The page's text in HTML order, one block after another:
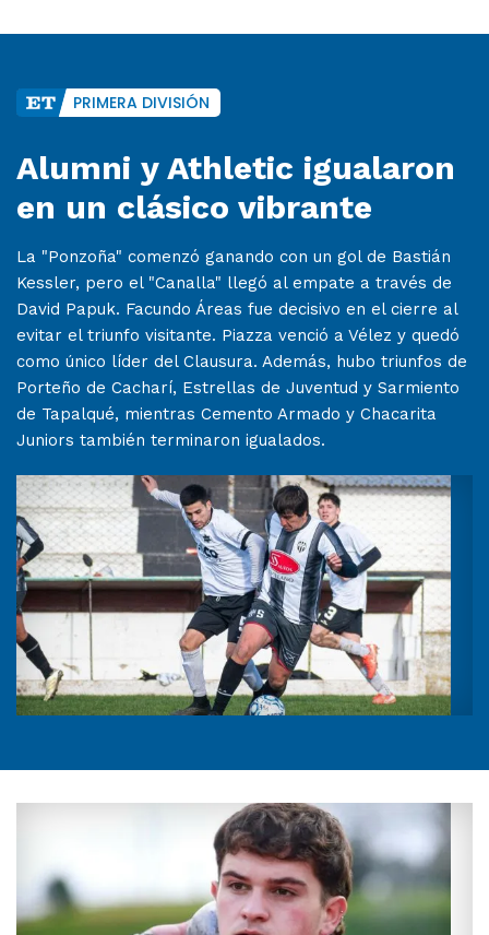
PRIMERA DIVISIÓN
Alumni y Athletic igualaron
en un clásico vibrante
La "Ponzoña" comenzó ganando con un gol de Bastián
Kessler, pero el "Canalla" llegó al empate a través de
David Papuk. Facundo Áreas fue decisivo en el cierre al
evitar el triunfo visitante. Piazza venció a Vélez y quedó
como único líder del Clausura. Además, hubo triunfos de
Porteño de Cacharí, Estrellas de Juventud y Sarmiento
de Tapalqué, mientras Cemento Armado y Chacarita
Juniors también terminaron igualados.